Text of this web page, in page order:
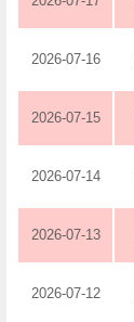
2026-07-16
2026-07-15
2026-07-14
2026-07-13
2026-07-12